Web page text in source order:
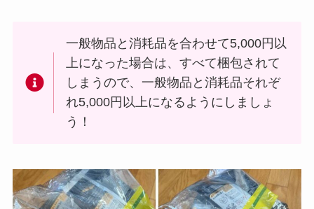
一般物品と消耗品を合わせて5,000円以
上になった場合は、すべて梱包されて
しまうので、一般物品と消耗品それぞ
れ5,000円以上になるようにしましょ
う！